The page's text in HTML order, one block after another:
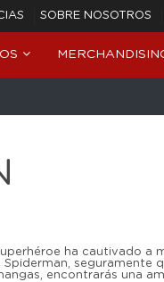
SOBRE NOSOTROS
ha cautivado a
seguramente
encontrarás una